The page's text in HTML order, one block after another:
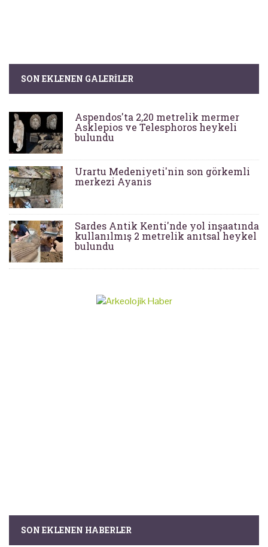
SON EKLENEN GALERILER
Aspendos'ta 2,20 metrelik mermer
Asklepios ve Telesphoros heykeli
bulundu
Urartu Medeniyeti'nin son görkemli
merkezi Ayanis
Sardes Antik Kenti'nde yol inşaatında
kullanılmış 2 metrelik anıtsal heykel
bulundu
SON EKLENEN HABERLER